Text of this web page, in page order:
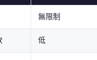
無限制
低